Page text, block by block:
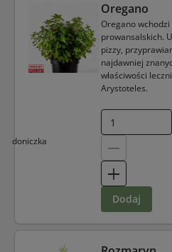
Oregano
Oregano wchodzi
prowansalskich.
pizzy,
najdawniej
właściwości
Arystoteles.
doniczka
dodaj